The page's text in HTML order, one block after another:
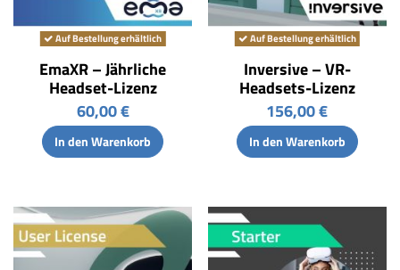
Auf Bestellung erhältlich
EmaXR – Jährliche
Headset-Lizenz
60,00 €
In den Warenkorb
Auf Bestellung erhältlich
Inversive – VR-
Headsets-Lizenz
156,00 €
In den Warenkorb